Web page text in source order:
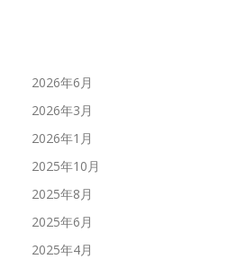
2026年6月
2026年3月
2026年1月
2025年10月
2025年8月
2025年6月
2025年4月